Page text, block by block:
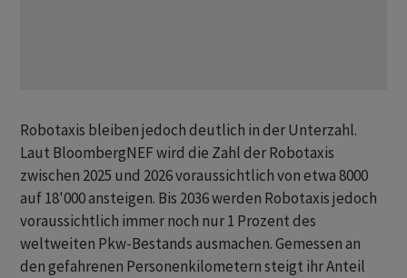
Robotaxis bleiben jedoch deutlich in der Unterzahl.
Laut BloombergNEF wird die Zahl der Robotaxis
zwischen 2025 und 2026 voraussichtlich von etwa 8000
auf 18'000 ansteigen. Bis 2036 werden Robotaxis jedoch
voraussichtlich immer noch nur 1 Prozent des
weltweiten Pkw-Bestands ausmachen. Gemessen an
den gefahrenen Personenkilometern steigt ihr Anteil